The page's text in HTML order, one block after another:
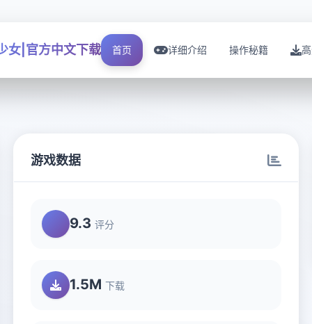
女|官方中文下载 首页 详细介绍 操作秘籍
游戏数据
9.3 评分
1.5M 下载